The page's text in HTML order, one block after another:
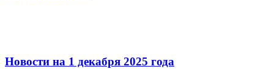
Новости на 1 декабря 2025 года